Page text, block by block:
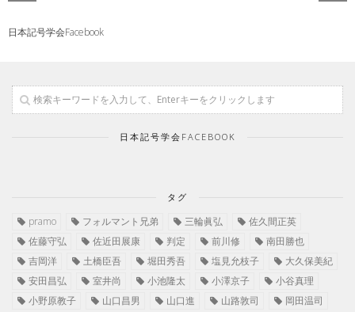
日本記号学会Facebook
日本記号学会FACEBOOK
タグ
pramo フォルマント兄弟 三輪眞弘
佐久間正英
佐藤守弘
佐近田展康 判定 前川修
南田勝也
吉岡洋
土橋臣吾 堀田秀吾 塩見允枝子
大久保美紀
安田昌弘
室井尚 小池隆太 小澤京子
小谷真理
小野原教子
山口昌男 山口進 山路敦司
岡田温司